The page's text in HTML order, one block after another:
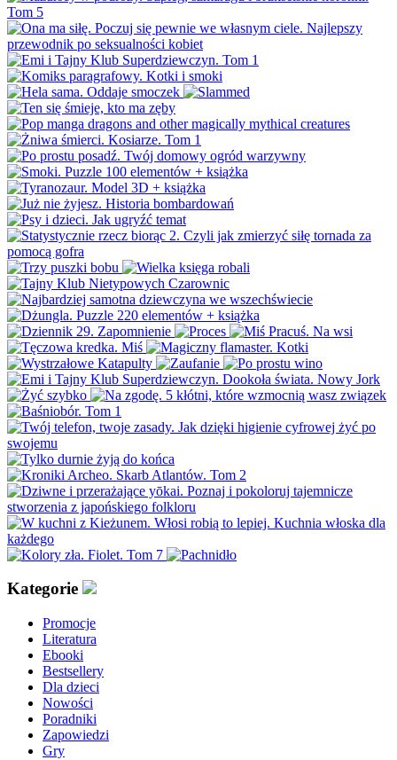
Kategorie
Promocje
Literatura
Ebooki
Bestsellery
Dla dzieci
Nowości
Poradniki
Zapowiedzi
Gry